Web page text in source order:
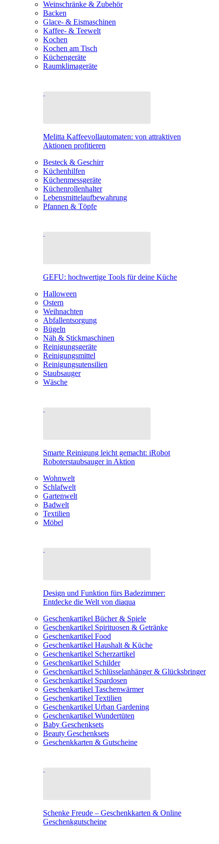
Weinschränke & Zubehör
Backen
Glace- & Eismaschinen
Kaffee- & Teewelt
Kochen
Kochen am Tisch
Küchengeräte
Raumklimageräte
Melitta Kaffeevollautomaten: von attraktiven
Aktionen profitieren
Besteck & Geschirr
Küchenhilfen
Küchenmessgeräte
Küchenrollenhalter
Lebensmittelaufbewahrung
Pfannen & Töpfe
GEFU: hochwertige Tools für deine Küche
Halloween
Ostern
Weihnachten
Abfallentsorgung
Bügeln
Näh & Stickmaschinen
Reinigungsgeräte
Reinigungsmittel
Reinigungsutensilien
Staubsauger
Wäsche
Smarte Reinigung leicht gemacht: iRobot
Roboterstaubsauger in Aktion
Wohnwelt
Schlafwelt
Gartenwelt
Badwelt
Textilien
Möbel
Design und Funktion fürs Badezimmer:
Entdecke die Welt von diaqua
Geschenkartikel Bücher & Spiele
Geschenkartikel Spirituosen & Getränke
Geschenkartikel Food
Geschenkartikel Haushalt & Küche
Geschenkartikel Scherzartikel
Geschenkartikel Schilder
Geschenkartikel Schlüsselanhänger & Glücksbringer
Geschenkartikel Spardosen
Geschenkartikel Taschenwärmer
Geschenkartikel Textilien
Geschenkartikel Urban Gardening
Geschenkartikel Wundertüten
Baby Geschenksets
Beauty Geschenksets
Geschenkkarten & Gutscheine
Schenke Freude – Geschenkkarten & Online
Geschenkgutscheine